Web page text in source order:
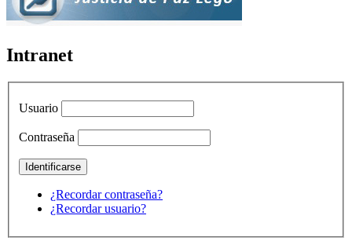
Intranet
Usuario
Contraseña
¿Recordar contraseña?
¿Recordar usuario?